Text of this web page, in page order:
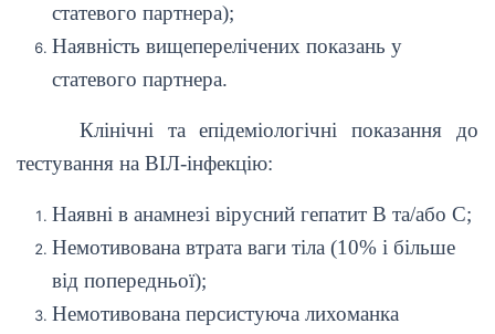
статевого партнера);
Наявність вищеперелічених показань у
статевого партнера.
Клінічні та епідеміологічні показання до
тестування на ВІЛ-інфекцію:
Наявні в анамнезі вірусний гепатит В та/або С;
Немотивована втрата ваги тіла (10% і більше
від попередньої);
Немотивована персистуюча лихоманка